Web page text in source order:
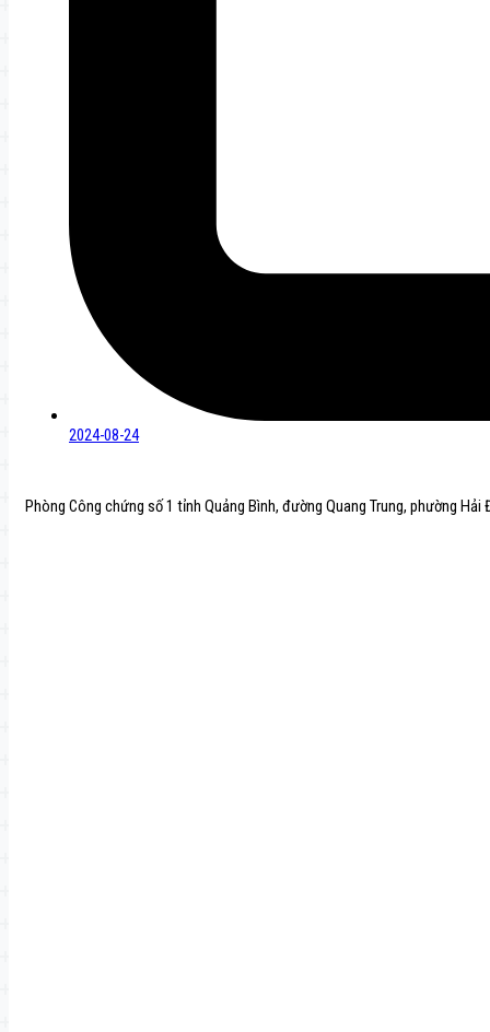
2024-08-24
Phòng Công chứng số 1 tỉnh Quảng Bình, đường Quang Trung, phường